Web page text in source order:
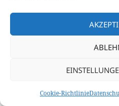
Cookie-Richtlinie
VDC USB-Ausgang